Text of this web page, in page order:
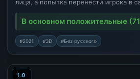
лица, а попытка перенести игрока в
В основном положительные
#2021 #3D #Без русского
1.0